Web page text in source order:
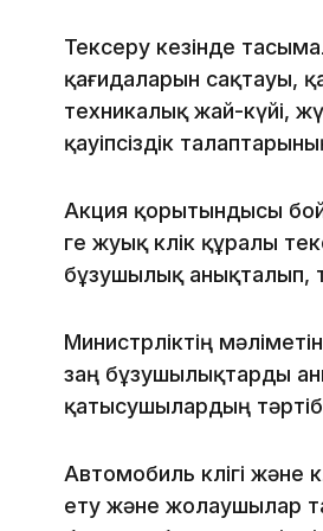
Тексеру кезінде
қағидаларын сақтауы,
техникалық жай-күйі,
қауіпсіздік
Акция қорытындысы
ге жуық көлік құралы
бұзушылық анықталып,
Министрліктің
заң бұзушылықтарды
қатысушылардың
Автомобиль көлігі және
ету және жолаушылар